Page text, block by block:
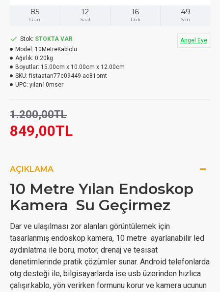
85
Gün
12
Saat
16
Dak
48
San
849,00TL
1.200,00TL
Stok: STOKTA VAR
Model: 10MetreKablolu
Ağırlık: 0.20kg
Boyutlar: 15.00cm x 10.00cm x 12.00cm
SKU: fistaatan77c09449-ac81omt
UPC: yılan10mser
Angel Eye
AÇIKLAMA
10 Metre Yılan Endoskop
Kamera Su Geçirmez
Dar ve ulaşılması zor alanları görüntülemek için
tasarlanmış endoskop kamera, 10 metre ayarlanabilir led
aydınlatma ile boru, motor, drenaj ve tesisat
denetimlerinde pratik çözümler sunar. Android telefonlarda
otg desteği ile, bilgisayarlarda ise usb üzerinden hızlıca
çalışır.kablo, yön verirken formunu korur ve kamera ucunun